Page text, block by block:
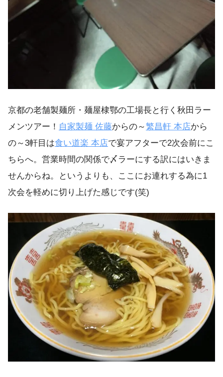
京都の老舗製麺所・麺屋棣鄂の工場長と行く秋田ラー
メンツアー！ 自家製麺 佐藤からの～繁昌軒 本店から
の～3軒目は食い道楽 本店で宴アフターで2次会前にこ
ちらへ。営業時間の関係で〆ラーにする訳にはいきま
せんからね。というよりも、ここにお連れする為に1
次会を軽めに切り上げた感じです(笑)